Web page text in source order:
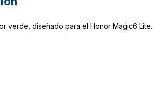
verde, diseñado para el Honor Magic6 Lite.